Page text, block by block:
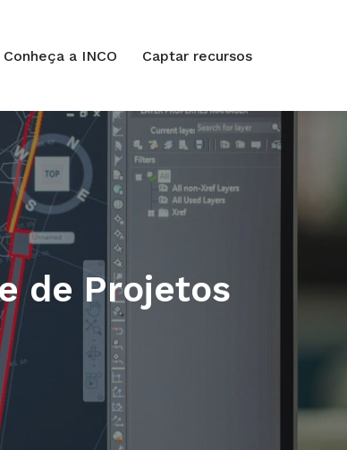
Conheça a INCO Captar recursos
de Projetos